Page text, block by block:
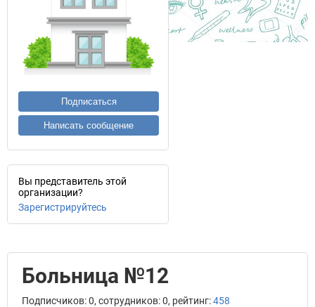
Подписаться
Написать сообщение
Вы представитель этой
организации?
Зарегистрируйтесь
Больница №12
Подписчиков: 0, сотрудников: 0, рейтинг:458